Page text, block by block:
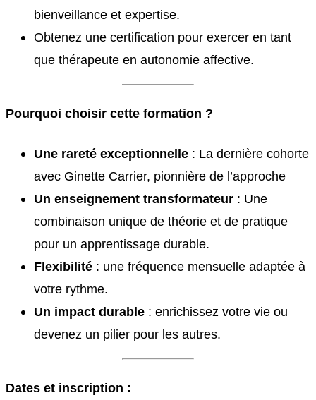
bienveillance et expertise.
Obtenez une certification pour exercer en tant
que thérapeute en autonomie affective.
Pourquoi choisir cette formation ?
Une rareté exceptionnelle : La dernière cohorte
avec Ginette Carrier, pionnière de l’approche
Un enseignement transformateur : Une
combinaison unique de théorie et de pratique
pour un apprentissage durable.
Flexibilité : une fréquence mensuelle adaptée à
votre rythme.
Un impact durable : enrichissez votre vie ou
devenez un pilier pour les autres.
Dates et inscription :